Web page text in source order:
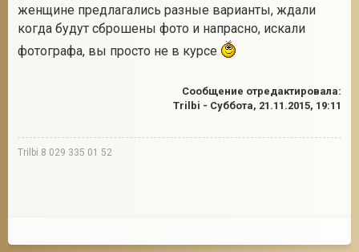
женщине предлагались разные варианты, ждали
когда будут сброшены фото и напрасно, искали
фотографа, вы просто не в курсе
Сообщение отредактировала:
Trilbi - Суббота, 21.11.2015, 19:11
Trilbi 8 029 335 01 52